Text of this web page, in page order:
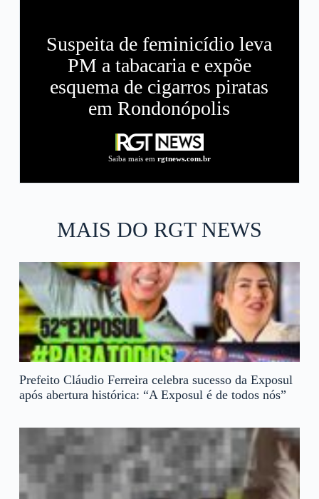
Suspeita de feminicídio leva
PM a tabacaria e expõe
esquema de cigarros piratas
em Rondonópolis
Saiba mais em rgtnews.com.br
MAIS DO RGT NEWS
Prefeito Cláudio Ferreira celebra sucesso da Exposul
após abertura histórica: “A Exposul é de todos nós”